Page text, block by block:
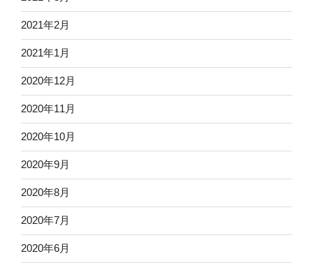
2021年2月
2021年1月
2020年12月
2020年11月
2020年10月
2020年9月
2020年8月
2020年7月
2020年6月